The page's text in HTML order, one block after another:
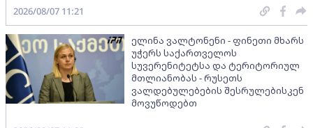
2026/08/07 11:21
ელინა ვალტონენი - ფინეთი მხარს
უჭერს საქართველოს
სუვერენიტეტსა და ტერიტორიულ
მთლიანობას - რუსეთს
ვალდებულებების შესრულებისკენ
მოვუწოდებთ